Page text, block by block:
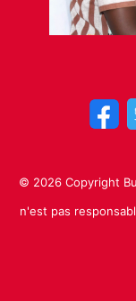
© 2026 Copyright
n'est pas